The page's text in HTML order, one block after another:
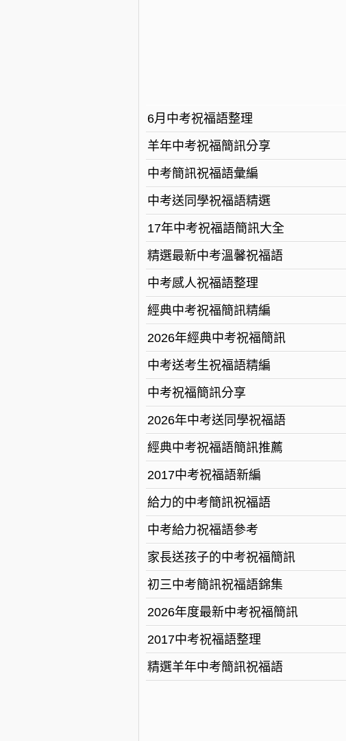
6月中考祝福語整理
羊年中考祝福簡訊分享
中考簡訊祝福語彙編
中考送同學祝福語精選
17年中考祝福語簡訊大全
精選最新中考溫馨祝福語
中考感人祝福語整理
經典中考祝福簡訊精編
2026年經典中考祝福簡訊
中考送考生祝福語精編
中考祝福簡訊分享
2026年中考送同學祝福語
經典中考祝福語簡訊推薦
2017中考祝福語新編
給力的中考簡訊祝福語
中考給力祝福語參考
家長送孩子的中考祝福簡訊
初三中考簡訊祝福語錦集
2026年度最新中考祝福簡訊
2017中考祝福語整理
精選羊年中考簡訊祝福語